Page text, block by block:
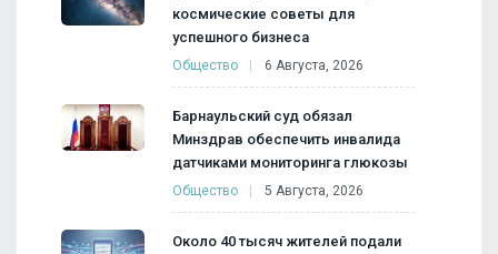
космические советы для
успешного бизнеса
Общество 6 Августа, 2026
Барнаульский суд обязал
Минздрав обеспечить инвалида
датчиками мониторинга глюкозы
Общество 5 Августа, 2026
Около 40 тысяч жителей подали